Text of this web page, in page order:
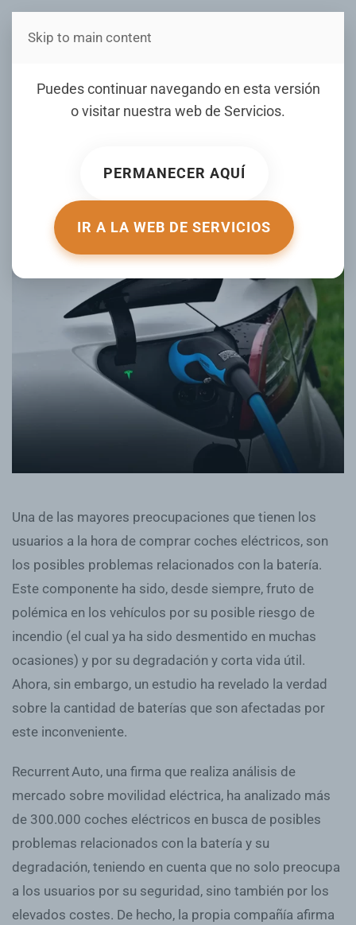
Estás en Telenord Medios
Puedes continuar navegando en esta versión
o visitar nuestra web de Servicios.
PERMANECER AQUÍ
IR A LA WEB DE SERVICIOS
Skip to main content
Te están mintiendo: un
estudio revela cuánto
de los coches eléctricos
ESCRITO POR HIPERTEXTUAL.COM EL 21 NOVIEMBRE 2025
PUBLICADO EN
TECNOLOGÍA
Una de las mayores preocupaciones que tienen los
usuarios a la hora de comprar coches eléctricos, son
los posibles problemas relacionados con la batería.
Este componente ha sido, desde siempre, fruto de
polémica en los vehículos por su posible riesgo de
incendio (el cual ya ha sido desmentido en muchas
ocasiones) y por su degradación y corta vida útil.
Ahora, sin embargo, un estudio ha revelado la verdad
sobre la cantidad de baterías que son afectadas por
este inconveniente.
Recurrent Auto, una firma que realiza análisis de
mercado sobre movilidad eléctrica, ha analizado más
de 300.000 coches eléctricos en busca de posibles
problemas relacionados con la batería y su
degradación, teniendo en cuenta que no solo preocupa
a los usuarios por su seguridad, sino también por los
elevados costes. De hecho, la propia compañía afirma